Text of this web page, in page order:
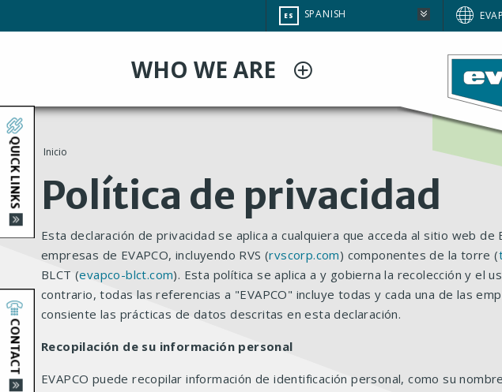
al
CHANGE
SITE
ES SPANISH
WHO WE ARE
You
are
here
Inicio
Política de privacidad
Esta declaración de privacidad se aplica a cualquiera que acceda al sitio web de
empresas de EVAPCO, incluyendo RVS (rvscorp.com) componentes de la torre (
BLCT (evapco-blct.com). Esta política se aplica a y gobierna la recolección y el
contrario, todas las referencias a "EVAPCO" incluye todas y cada una de las
consiente las prácticas de datos descritas en esta declaración.
Recopilación de su información personal
EVAPCO puede recopilar información de identificación personal, como su
QUICK LINKS
CONTACT